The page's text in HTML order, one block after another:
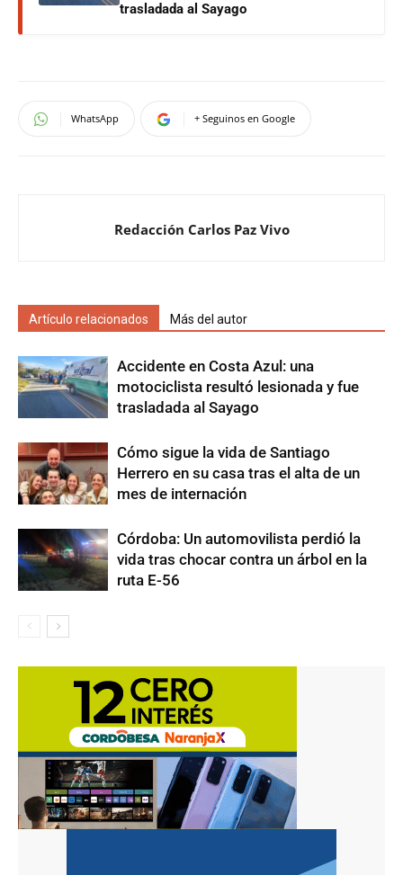
trasladada al Sayago
WhatsApp + Seguinos en Google
Redacción Carlos Paz Vivo
Artículo relacionados Más del autor
Accidente en Costa Azul: una
motociclista resultó lesionada y fue
trasladada al Sayago
Cómo sigue la vida de Santiago
Herrero en su casa tras el alta de un
mes de internación
Córdoba: Un automovilista perdió la
vida tras chocar contra un árbol en la
ruta E-56